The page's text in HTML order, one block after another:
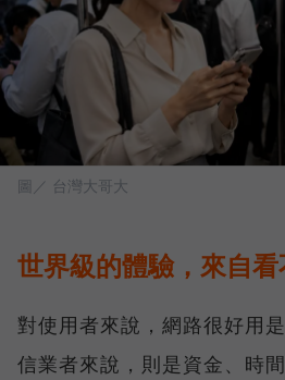
圖／ 台灣大哥大
世界級的體驗，來自
對使用者來說，網路很好用
信業者來說，則是資金、時